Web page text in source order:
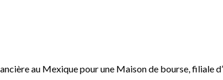
au Mexique pour une Maison de bourse, filiale